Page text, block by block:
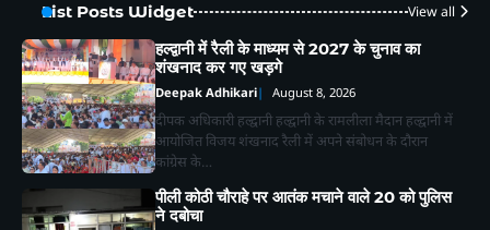
List Posts Widget View all
हल्द्वानी में रैली के माध्यम से 2027 के चुनाव का
शंखनाद कर गए खड़गे
Deepak Adhikari August 8, 2026
दीपक अधिकारी हल्द्वानी हल्द्वानी के रामलीला मैदान हल्द्वानी में
आयोजित विजय शंखनाद रैली में अपने संबोधन के दौरान
कांग्रेस के…
पीली कोठी चौराहे पर आतंक मचाने वाले 20 को पुलिस
ने दबोचा